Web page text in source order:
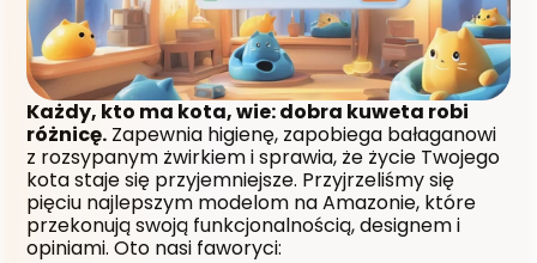
Każdy, kto ma kota, wie: dobra kuweta robi
różnicę. Zapewnia higienę, zapobiega bałaganowi
z rozsypanym żwirkiem i sprawia, że życie Twojego
kota staje się przyjemniejsze. Przyjrzeliśmy się
pięciu najlepszym modelom na Amazonie, które
przekonują swoją funkcjonalnością, designem i
opiniami. Oto nasi faworyci: